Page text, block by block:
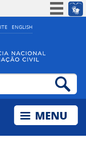
ENGLISH
Simplifique!
à informação
Legislação